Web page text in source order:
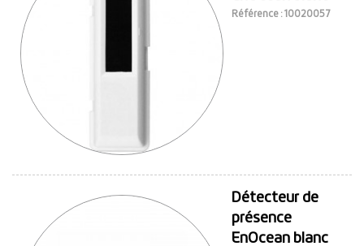
Référence : 10020057
Détecteur de
présence
EnOcean blanc